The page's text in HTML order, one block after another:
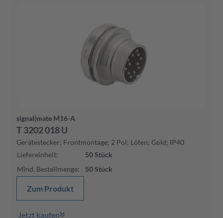
signal|mate M16-A
T 3202 018 U
Gerätestecker; Frontmontage; 2 Pol; Löten; Gold; IP40
Liefereinheit: 50Stück
Mind. Bestellmenge: 50Stück
Zum Produkt
Jetzt kaufen